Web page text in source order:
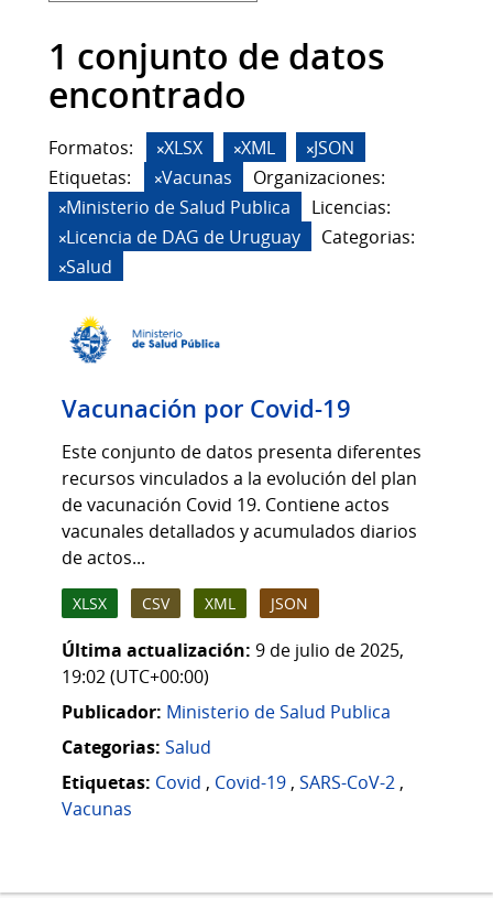
1 conjunto de datos
encontrado
Formatos: XLSX XML
JSON
Etiquetas:
Vacunas
Organizaciones:
Ministerio de Salud Publica
Licencias:
Licencia de DAG de Uruguay
Categorias:
Salud
Vacunación por Covid-19
Este conjunto de datos presenta diferentes
recursos vinculados a la evolución del plan
de vacunación Covid 19. Contiene actos
vacunales detallados y acumulados diarios
de actos...
XLSX CSV XML JSON
Última actualización: 9 de julio de 2025,
19:02 (UTC+00:00)
Publicador: Ministerio de Salud Publica
Categorias: Salud
Etiquetas: Covid , Covid-19 , SARS-CoV-2 ,
Vacunas